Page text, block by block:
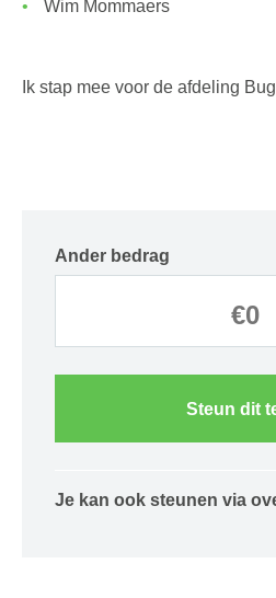
Wim Mommaers
Ik stap mee voor de afdeling
Ander bedrag
Steun dit
Je kan ook steunen via